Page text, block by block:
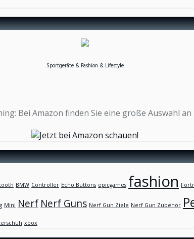
Sportgeräte & Fashion & Lifestyle
Bei Amazon finden Sie eine große Auswahl
BMW Controller Echo Buttons epicgames fashion
Mini Nerf Nerf Guns Nerf Gun Ziele Nerf Gun Zubehör
xbox